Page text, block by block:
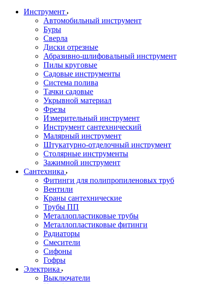
Инструмент
Автомобильный инструмент
Буры
Сверла
Диски отрезные
Абразивно-шлифовальный инструмент
Пилы круговые
Садовые инструменты
Система полива
Тачки садовые
Укрывной материал
Фрезы
Измерительный инструмент
Инструмент сантехнический
Малярный инструмент
Штукатурно-отделочный инструмент
Cтолярные инструменты
Зажимной инструмент
Сантехника
Фитинги для полипропиленовых труб
Вентили
Краны сантехнические
Трубы ПП
Металлопластиковые трубы
Металлопластиковые фитинги
Радиаторы
Смесители
Сифоны
Гофры
Электрика
Выключатели